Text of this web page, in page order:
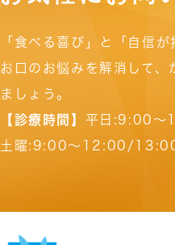
「食べる喜び」と「自信
お口のお悩みを解消して、
ましょう。
【診療時間】 平日:9:00
土曜:9:00～12:00/